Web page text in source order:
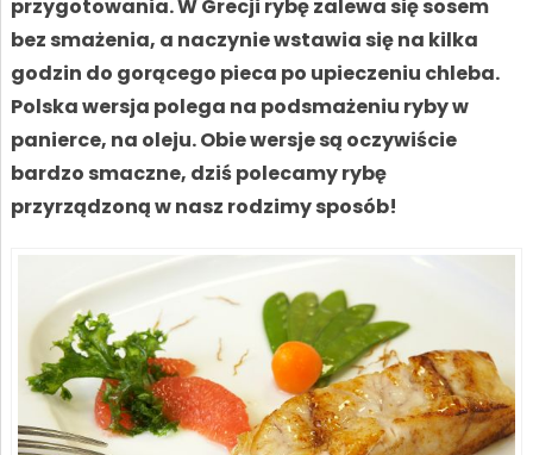
przygotowania. W Grecji rybę zalewa się sosem
bez smażenia, a naczynie wstawia się na kilka
godzin do gorącego pieca po upieczeniu chleba.
Polska wersja polega na podsmażeniu ryby w
panierce, na oleju. Obie wersje są oczywiście
bardzo smaczne, dziś polecamy rybę
przyrządzoną w nasz rodzimy sposób!